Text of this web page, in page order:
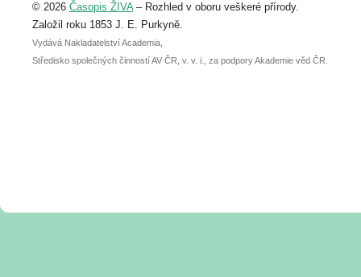
abstraktu přihlášené přednášky nebo
posteru je už 30. června.
© 2026 Časopis ŽIVA– Rozhled v oboru veškeré přírody.
Založil roku 1853 J. E. Purkyně.
Vydává Nakladatelství Academia,
Středisko společných činností AV ČR, v. v. i., za podpory Akademie věd ČR.